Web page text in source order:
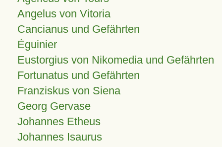
Angelus von Vitoria
Cancianus und Gefährten
Éguinier
Eustorgius von Nikomedia und Gefährten
Fortunatus und Gefährten
Franziskus von Siena
Georg Gervase
Johannes Etheus
Johannes Isaurus